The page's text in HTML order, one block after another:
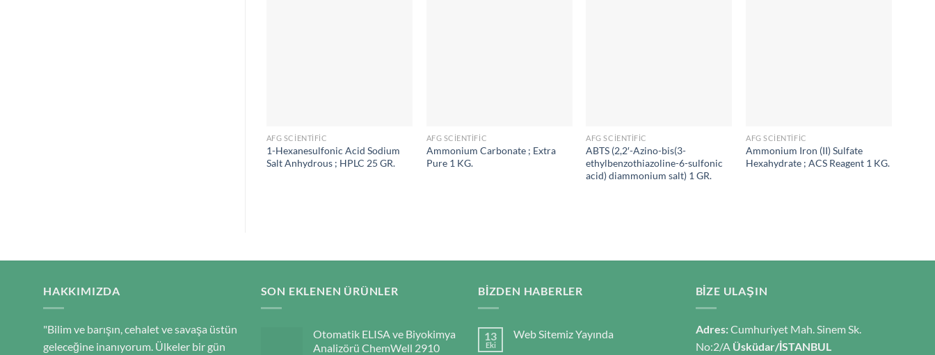
AFG SCIENTIFIC
1-Hexanesulfonic Acid Sodium
Salt Anhydrous ; HPLC 25 GR.
AFG SCIENTIFIC
Ammonium Carbonate ; Extra
Pure 1 KG.
AFG SCIENTIFIC
ABTS (2,2′-Azino-bis(3-
ethylbenzothiazoline-6-sulfonic
acid) diammonium salt) 1 GR.
AFG SCIENTIFIC
Ammonium Iron (II) Sulfate
Hexahydrate ; ACS Reagent 1 KG.
HAKKIMIZDA
"Bilim ve barışın, cehalet ve savaşa üstün
geleceğine inanıyorum. Ülkeler bir gün
SON EKLENEN ÜRÜNLER
Otomatik ELISA ve Biyokimya
Analizörü ChemWell 2910
BIZDEN HABERLER
13
Eki
Web Sitemiz Yayında
BIZE ULAŞIN
Adres:Cumhuriyet Mah. Sinem Sk.
No:2/A Üsküdar/İSTANBUL